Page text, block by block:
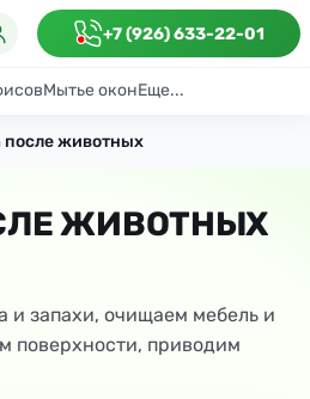
+7 (926) 633-22-01
Мытье оконЕще...
После ремонта
после животных
ЖИВОТНЫХ
и запахи, очищаем мебель и
поверхности, приводим